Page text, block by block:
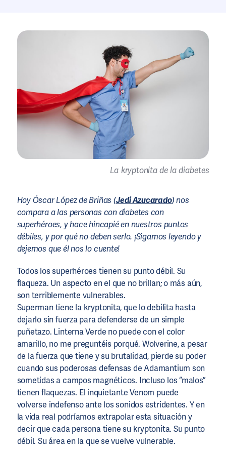
La kryptonita de la diabetes
Hoy Óscar López de Briñas (Jedi Azucarado) nos
compara a las personas con diabetes con
superhéroes, y hace hincapié en nuestros puntos
débiles, y por qué no deben serlo. ¡Sigamos leyendo y
dejemos que él nos lo cuente!
Todos los superhéroes tienen su punto débil. Su
flaqueza. Un aspecto en el que no brillan; o más aún,
son terriblemente vulnerables.
Superman tiene la kryptonita, que lo debilita hasta
dejarlo sin fuerza para defenderse de un simple
puñetazo. Linterna Verde no puede con el color
amarillo, no me preguntéis porqué. Wolverine, a pesar
de la fuerza que tiene y su brutalidad, pierde su poder
cuando sus poderosas defensas de Adamantium son
sometidas a campos magnéticos. Incluso los “malos”
tienen flaquezas. El inquietante Venom puede
volverse indefenso ante los sonidos estridentes. Y en
la vida real podríamos extrapolar esta situación y
decir que cada persona tiene su kryptonita. Su punto
débil. Su área en la que se vuelve vulnerable.